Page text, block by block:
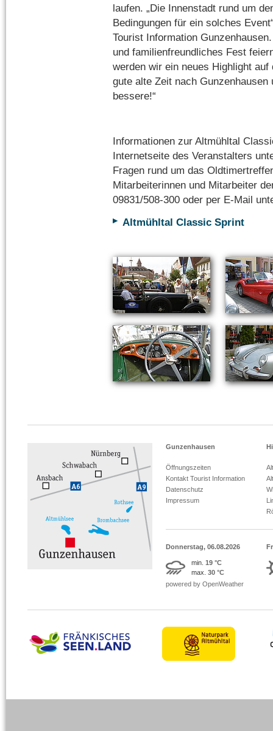
laufen. „Die Innenstadt rund um
Bedingungen für ein solches
Tourist Information
und familienfreundliches Fest
werden wir ein neues Highlight
gute alte Zeit nach
bessere!“
Informationen zur Altmühltal
Internetseite des Veranstalters
Fragen rund um das
Mitarbeiterinnen und Mitarbeiter
09831/508-300 oder per E-Mail
Altmühltal Classic Sprint
Gunzenhausen
Öffnungszeiten
Kontakt Tourist Information
Datenschutz
Impressum
Donnerstag, 06.08.2026
min. 19 °C
max. 30 °C
powered by OpenWeather